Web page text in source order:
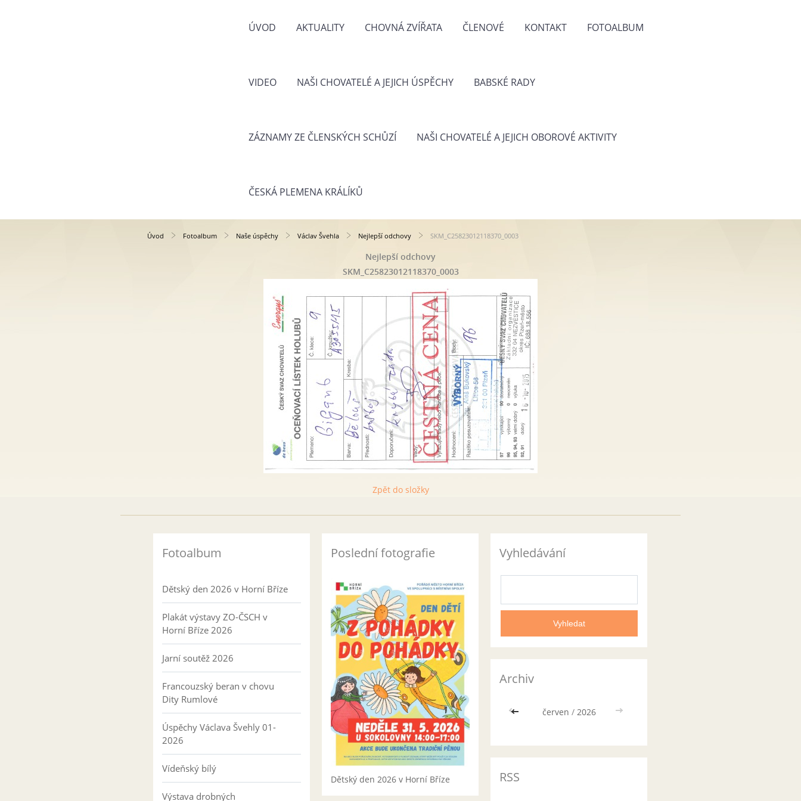
ÚVOD AKTUALITY CHOVNÁ ZVÍŘATA ČLENOVÉ KONTAKT FOTOALBUM
VIDEO NAŠI CHOVATELÉ A JEJICH ÚSPĚCHY BABSKÉ RADY
ZÁZNAMY ZE ČLENSKÝCH SCHŮZÍ NAŠI CHOVATELÉ A JEJICH OBOROVÉ AKTIVITY
ČESKÁ PLEMENA KRÁLÍKŮ
Úvod Fotoalbum Naše úspěchy Václav Švehla Nejlepší odchovy SKM_C25823012118370_0003
Nejlepší odchovy
SKM_C25823012118370_0003
Zpět do složky
Fotoalbum
Dětský den 2026 v Horní Bříze
Plakát výstavy ZO-ČSCH v
Horní Bříze 2026
Jarní soutěž 2026
Francouzský beran v chovu
Dity Rumlové
Úspěchy Václava Švehly 01-
2026
Vídeňský bílý
Výstava drobných
Poslední fotografie
Dětský den 2026 v Horní Bříze
Vyhledávání
Archiv
<< červen / 2026 >>
RSS